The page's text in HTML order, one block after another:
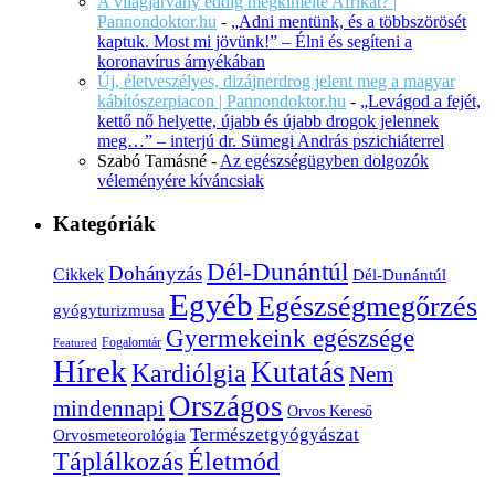
Pannondoktor.hu - „Adni mentünk, és a többszörösét
kaptuk. Most mi jövünk!” – Élni és segíteni a
koronavírus árnyékában
Új, életveszélyes, dizájnerdrog jelent meg a magyar
kábítószerpiacon | Pannondoktor.hu - „Levágod a fejét,
kettő nő helyette, újabb és újabb drogok jelennek
meg…” – interjú dr. Sümegi András pszichiáterrel
Szabó Tamásné - Az egészségügyben dolgozók
véleményére kíváncsiak
Kategóriák
Cikkek DohányzásDél-Dunántúl Dél-Dunántúl
gyógyturizmusa EgyébEgészségmegőrzés
Featured Fogalomtár Gyermekeink egészsége
HírekKardiólgia Kutatás Nem
mindennapi Országos Orvos Kereső
Orvosmeteorológia Természetgyógyászat
TáplálkozásÉletmód